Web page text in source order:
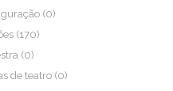
(0)
(170)
(0)
de teatro (0)